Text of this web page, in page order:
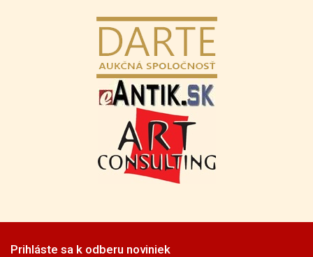
Prihláste sa k odberu noviniek